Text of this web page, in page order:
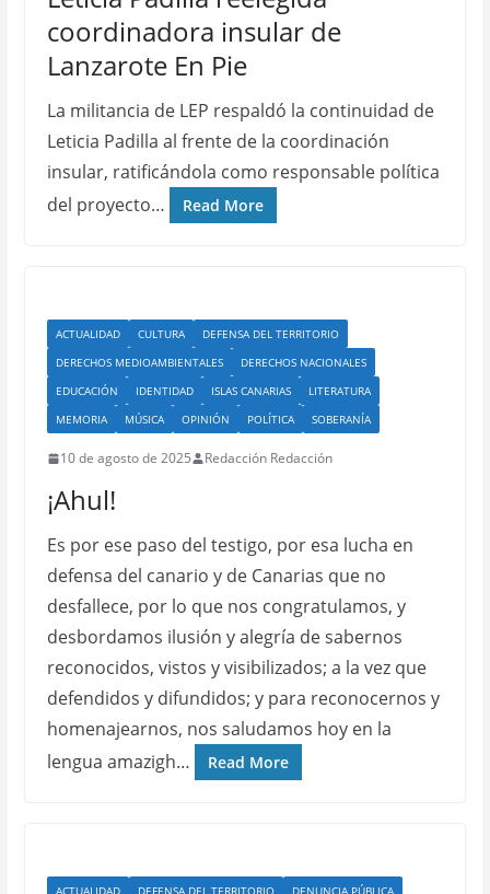
coordinadora insular de
Lanzarote En Pie
La militancia de LEP respaldó la continuidad de
Leticia Padilla al frente de la coordinación
insular, ratificándola como responsable política
del proyecto…
Read More
ACTUALIDAD CULTURA
DEFENSA DEL TERRITORIO
DERECHOS MEDIOAMBIENTALES
DERECHOS NACIONALES
EDUCACIÓN
IDENTIDAD ISLAS CANARIAS
LITERATURA
MEMORIA
MÚSICA OPINIÓN POLÍTICA SOBERANÍA
10 de agosto de 2025 Redacción Redacción
¡Ahul!
Es por ese paso del testigo, por esa lucha en
defensa del canario y de Canarias que no
desfallece, por lo que nos congratulamos, y
desbordamos ilusión y alegría de sabernos
reconocidos, vistos y visibilizados; a la vez que
defendidos y difundidos; y para reconocernos y
homenajearnos, nos saludamos hoy en la
lengua amazigh…
Read More
ACTUALIDAD DEFENSA DEL TERRITORIO
DENUNCIA PÚBLICA